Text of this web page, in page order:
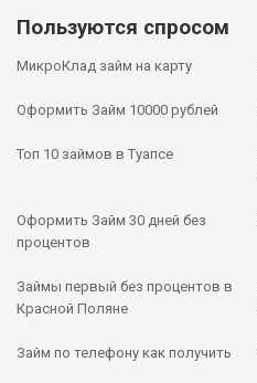
Пользуются спросом
МикроКлад займ на карту
Оформить Займ 10000 рублей
Топ 10 займов в Туапсе
Оформить Займ 30 дней без
процентов
Займы первый без процентов в
Красной Поляне
Займ по телефону как получить